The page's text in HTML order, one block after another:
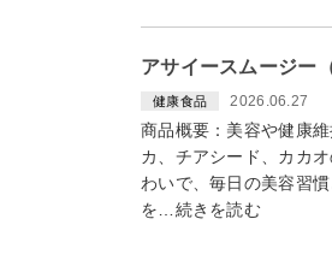
アサイースムージー
健康食品 2026.06.27
商品概要：美容や健康
カ、チアシード、カカ
わいで、毎日の美容習
を…続きを読む